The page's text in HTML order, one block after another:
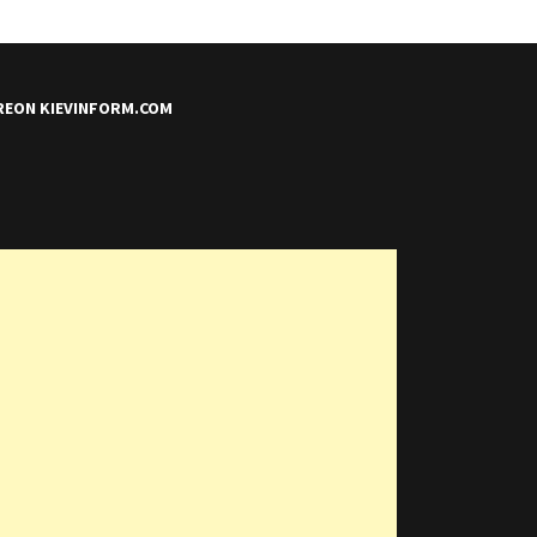
KIEVINFORM.COM